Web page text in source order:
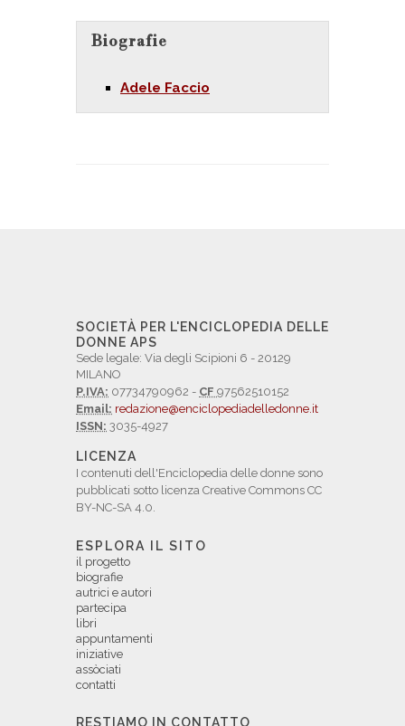
Biografie
Adele Faccio
SOCIETÀ PER L'ENCICLOPEDIA DELLE
DONNE APS
Sede legale: Via degli Scipioni 6 - 20129
MILANO
P.IVA: 07734790962 - CF 97562510152
Email: redazione@enciclopediadelledonne.it
ISSN: 3035-4927
LICENZA
I contenuti dell'Enciclopedia delle donne sono
pubblicati sotto licenza Creative Commons CC
BY-NC-SA 4.0.
ESPLORA IL SITO
il progetto
biografie
autrici e autori
partecipa
libri
appuntamenti
iniziative
assòciati
contatti
RESTIAMO IN CONTATTO